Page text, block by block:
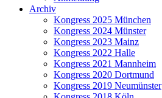
Archiv
Kongress 2025 München
Kongress 2024 Münster
Kongress 2023 Mainz
Kongress 2022 Halle
Kongress 2021 Mannheim
Kongress 2020 Dortmund
Kongress 2019 Neumünster